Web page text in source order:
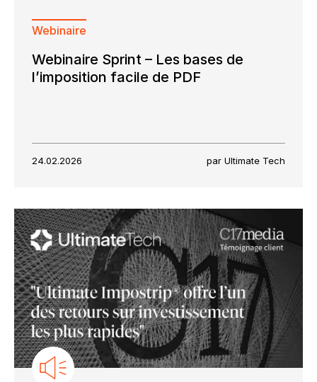
Webinaire
Webinaire Sprint – Les bases de
l’imposition facile de PDF
24.02.2026 par Ultimate Tech